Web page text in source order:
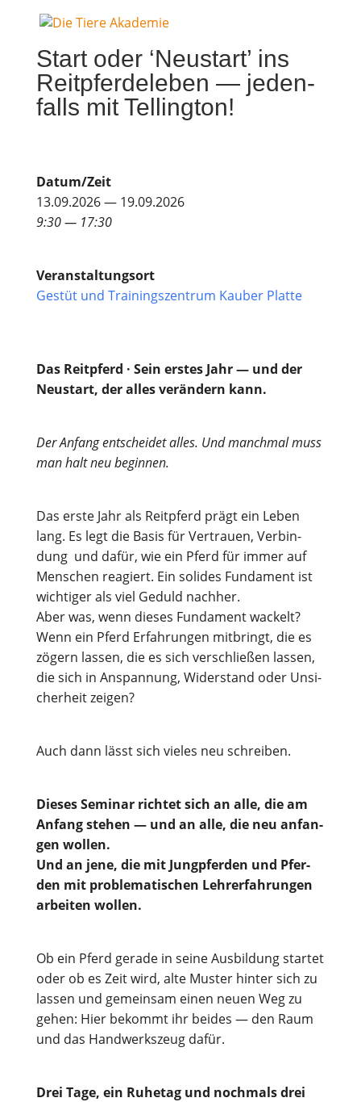
Start oder ‘Neu­start’ ins
Reit­pfer­de­le­ben — jeden­
falls mit Tellington!
Datum/Zeit
13.09.2026 — 19.09.2026
9:30 — 17:30
Ver­an­stal­tungs­ort
Gestüt und Trai­nings­zen­trum Kau­ber Platte
Das Reit­pferd · Sein ers­tes Jahr — und der
Neu­start, der alles ver­än­dern kann.
Der Anfang ent­schei­det alles. Und manch­mal muss
man halt neu beginnen.
Das ers­te Jahr als Reit­pferd prägt ein Leben
lang. Es legt die Basis für Ver­trau­en, Ver­bin­
dung und dafür, wie ein Pferd für immer auf
Men­schen reagiert. Ein soli­des Fun­da­ment ist
wich­ti­ger als viel Geduld nachher.
Aber was, wenn die­ses Fun­da­ment wackelt?
Wenn ein Pferd Erfah­run­gen mit­bringt, die es
zögern las­sen, die es sich ver­schlie­ßen las­sen,
die sich in Anspan­nung, Wider­stand oder Unsi­
cher­heit zeigen?
Auch dann lässt sich vie­les neu schreiben.
Die­ses Semi­nar rich­tet sich an alle, die am
Anfang ste­hen — und an alle, die neu anfan­
gen wollen.
Und an jene, die mit Jung­pfer­den und Pfer­
den mit pro­ble­ma­ti­schen Lehr­erfah­run­gen
arbei­ten wollen.
Ob ein Pferd gera­de in sei­ne Aus­bil­dung star­tet
oder ob es Zeit wird, alte Mus­ter hin­ter sich zu
las­sen und gemein­sam einen neu­en Weg zu
gehen: Hier bekommt ihr bei­des — den Raum
und das Hand­werks­zeug dafür.
Drei Tage, ein Ruhe­tag und noch­mals drei